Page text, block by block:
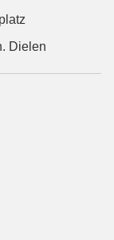
Dielen